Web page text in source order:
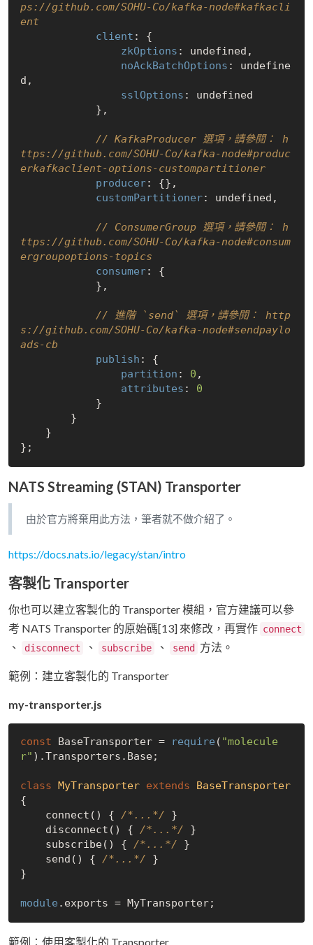
ps://github.com/SOHU-Co/kafka-node#kafkacli
ent
client : {
zkOptions : undefined ,
noAckBatchOptions : undefine
d ,
sslOptions : undefined
// KafkaProducer 選項，請參閱： h
ttps://github.com/SOHU-Co/kafka-node#produc
erkafkaclient-options-custompartitioner
producer: {},
customPartitioner: undefined ,
// ConsumerGroup 選項，請參閱： h
ttps://github.com/SOHU-Co/kafka-node#consum
ergroupoptions-topics
consumer: {
// 進階 `send` 選項，請參閱： http
s://github.com/SOHU-Co/kafka-node#sendpaylo
ads-cb
publish : {
partition : 0 ,
attributes : 0
NATS Streaming (STAN) Transporter
由於官方將棄用此方法，筆者就不做介紹了。
https://docs.nats.io/legacy/stan/intro
客製化 Transporter
你也可以建立客製化的 Transporter 模組，官方建議可以參
考 NATS Transporter 的原始碼[13] 來修改，再實作 connect
、 disconnect 、 subscribe 、 send 方法。
範例：建立客製化的 Transporter
my-transporter.js
const BaseTransporter = require ( "molecule
r" ).Transporters.Base;
class MyTransporter extends
BaseTransporter
{
    connect() {
/*...*/ }
    disconnect() {
/*...*/ }
    subscribe() {
/*...*/ }
    send() {
/*...*/ }
}
module
範例：使用客製化的 Transporter